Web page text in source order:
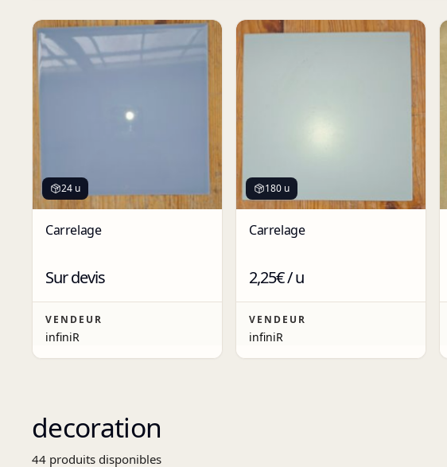
24 u
Carrelage
Sur devis
VENDEUR
infiniR
180 u
Carrelage
2,25€ / u
VENDEUR
infiniR
decoration
44 produits disponibles